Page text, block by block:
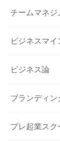
チームマネジ
ビジネスマイ
ビジネス論
ブランディン
プレ起業スク